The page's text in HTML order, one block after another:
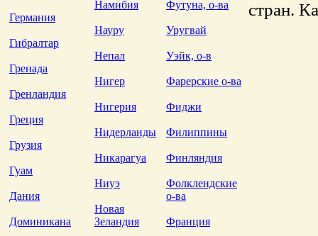
Германия
Гибралтар
Гренада
Гренландия
Греция
Грузия
Гуам
Дания
Доминикана
Намибия
Науру
Непал
Нигер
Нигерия
Нидерланды
Никарагуа
Ниуэ
Новая
Зеландия
Футуна, о-ва
Уругвай
Уэйк, о-в
Фарерские о-ва
Фиджи
Филиппины
Финляндия
Фолклендские
о-ва
Франция
стран.